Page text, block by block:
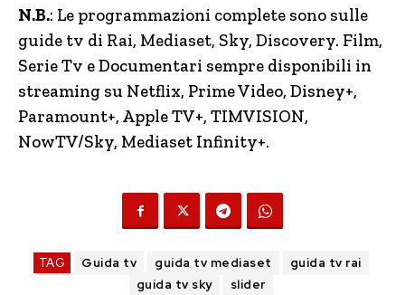
N.B.: Le programmazioni complete sono sulle
guide tv di Rai, Mediaset, Sky, Discovery. Film,
Serie Tv e Documentari sempre disponibili in
streaming su Netflix, Prime Video, Disney+,
Paramount+, Apple TV+, TIMVISION,
NowTV/Sky, Mediaset Infinity+.
TAG Guida tv guida tv mediaset
guida tv rai
guida tv sky
slider